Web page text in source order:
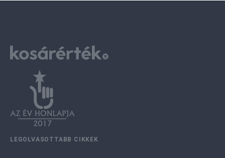
LEGOLVASOTTABB CIKKEK